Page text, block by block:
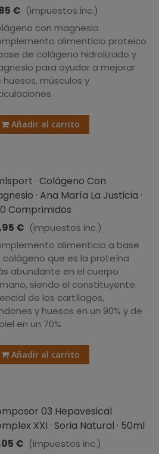
€ (impuestos inc.)
con magnesio
alimenticio proteico
de colágeno hidrolizado y
para ayudar a mejorar
huesos, músculos y
Añadir al carrito
· Colágeno Con
· Ana María La Justicia ·
Comprimidos
€ (impuestos inc.)
alimenticio a base
colágeno que es la proteína
abundante en el cuerpo
siendo el constituyente
de los cartílagos,
y huesos en un 90% y de
en un 70%
Añadir al carrito
03 Hepavesical
XXI · Soria Natural · 50ml
€ (impuestos inc.)